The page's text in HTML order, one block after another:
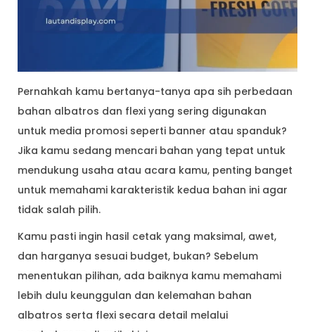
Pernahkah kamu bertanya-tanya apa sih perbedaan
bahan albatros dan flexi yang sering digunakan
untuk media promosi seperti banner atau spanduk?
Jika kamu sedang mencari bahan yang tepat untuk
mendukung usaha atau acara kamu, penting banget
untuk memahami karakteristik kedua bahan ini agar
tidak salah pilih.
Kamu pasti ingin hasil cetak yang maksimal, awet,
dan harganya sesuai budget, bukan? Sebelum
menentukan pilihan, ada baiknya kamu memahami
lebih dulu keunggulan dan kelemahan bahan
albatros serta flexi secara detail melalui